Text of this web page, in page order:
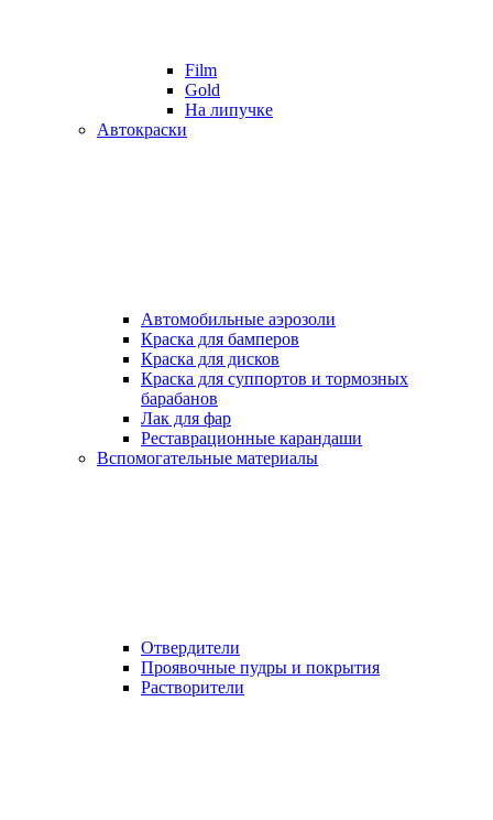
Film
Gold
На липучке
Автокраски
Автомобильные аэрозоли
Краска для бамперов
Краска для дисков
Краска для суппортов и тормозных
барабанов
Лак для фар
Реставрационные карандаши
Вспомогательные материалы
Отвердители
Проявочные пудры и покрытия
Растворители